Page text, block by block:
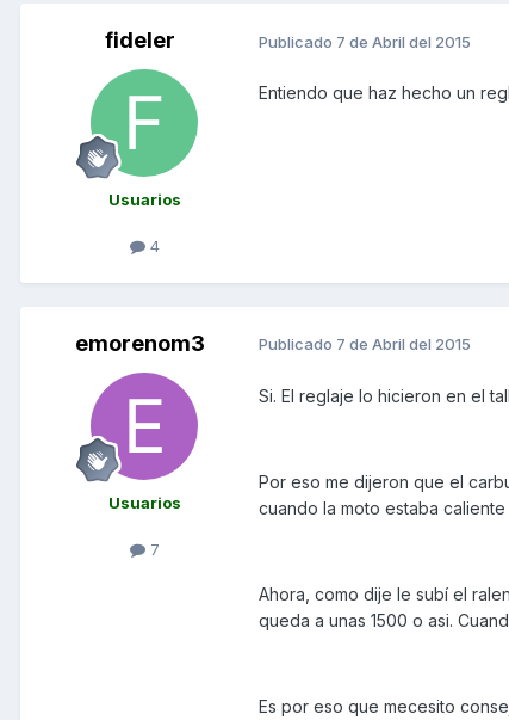
fideler
Usuarios
4
Publicado 7 de Abril del 2015
Entiendo que haz hecho un
emorenom3
Usuarios
7
Publicado 7 de Abril del 2015
Si. El reglaje lo hicieron en el
Por eso me dijeron que el
cuando la moto estaba
Ahora, como dije le subí el
queda a unas 1500 o asi.
Es por eso que mecesito